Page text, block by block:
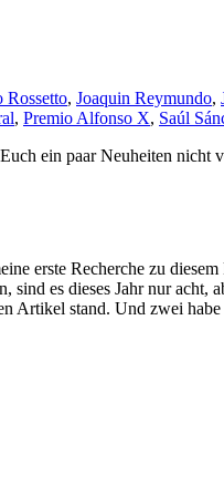
Rossetto, Joaquin Reymundo,
, Premio Alfonso X, Saúl
ein paar Neuheiten nicht
erste Recherche zu
es dieses Jahr nur acht,
Artikel stand. Und zwei